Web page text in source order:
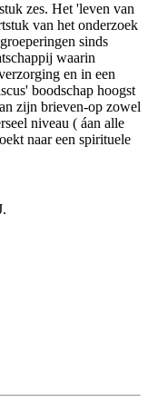
zes. Het 'leven van
van het onderzoek
sinds
waarin
en in een
boodschap hoogst
zijn brieven-op zowel
niveau ( áan alle
naar een spirituele